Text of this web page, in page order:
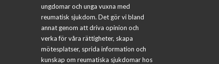
ungdomar och unga vuxna med
reumatisk sjukdom. Det gör vi bland
annat genom att driva opinion och
verka för våra rättigheter, skapa
mötesplatser, sprida information och
kunskap om reumatiska sjukdomar hos